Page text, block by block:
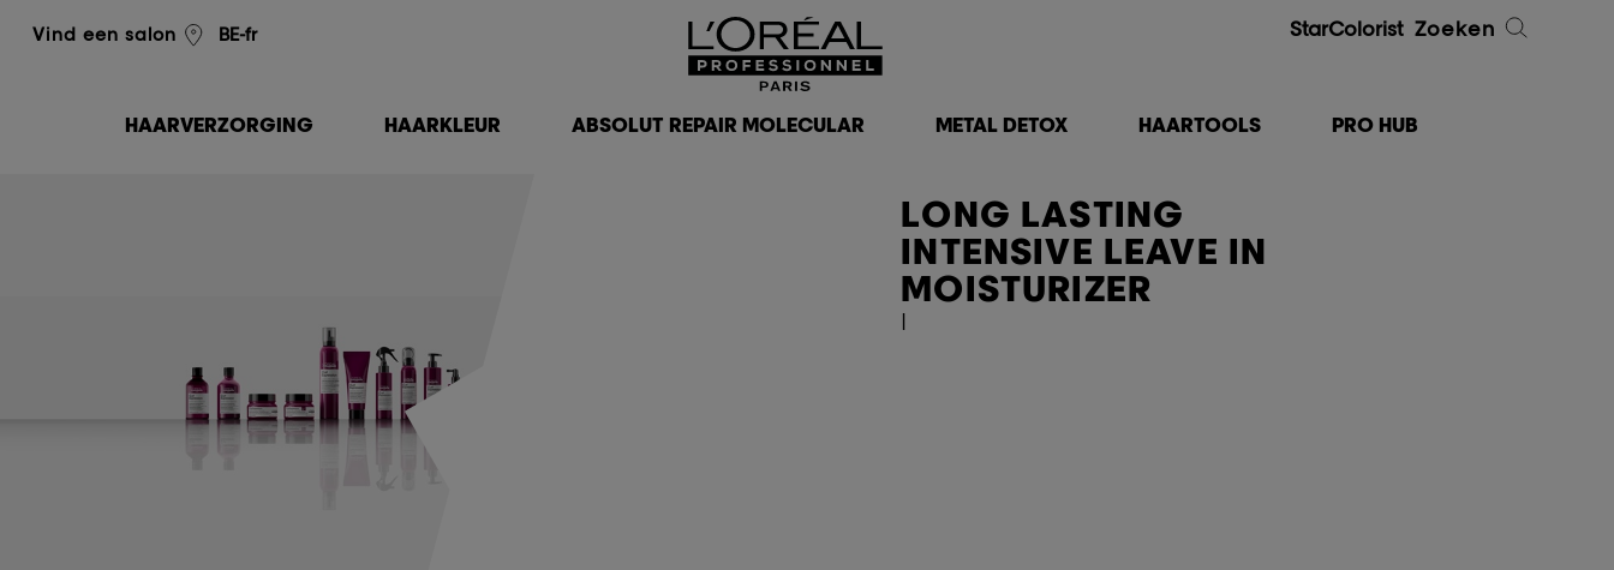
Vind een salon BE-fr
L'Oréal Professionnel StarColorist Zoeken
HAARVERZORGING HAARKLEUR ABSOLUT REPAIR MOLECULAR METAL DETOX HAARTOOLS PRO HUB
LONG LASTING
INTENSIVE LEAVE IN
MOISTURIZER
|